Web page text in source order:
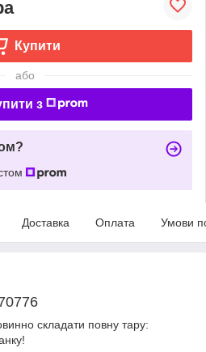
Купити
або
з
Доставка Оплата Умови
складати повну тару: